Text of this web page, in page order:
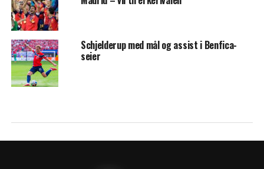
Schjelderup med mål og assist i Benfica-
seier